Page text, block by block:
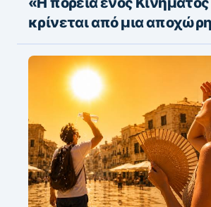
κρίνεται από μια